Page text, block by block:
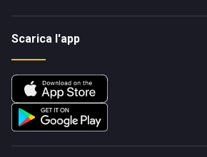
Scarica l'app